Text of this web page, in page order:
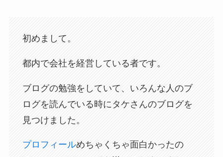
初めまして。
都内で会社を経営している者です。
ブログの勉強をしていて、いろんな人のブ
ログを読んでいる時にタケさんのブログを
見つけました。
プロフィールめちゃくちゃ面白かったの